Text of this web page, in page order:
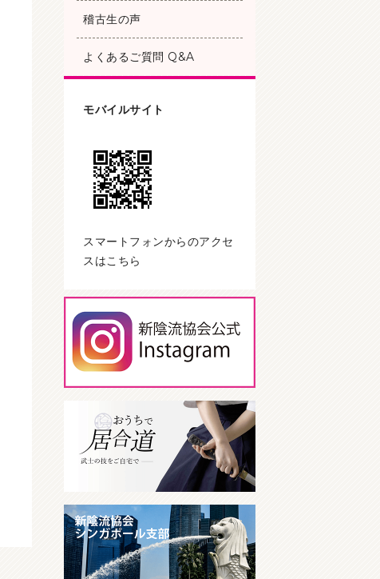
稽古生の声
よくあるご質問 Q&A
モバイルサイト
スマートフォンからのアクセ
スはこちら